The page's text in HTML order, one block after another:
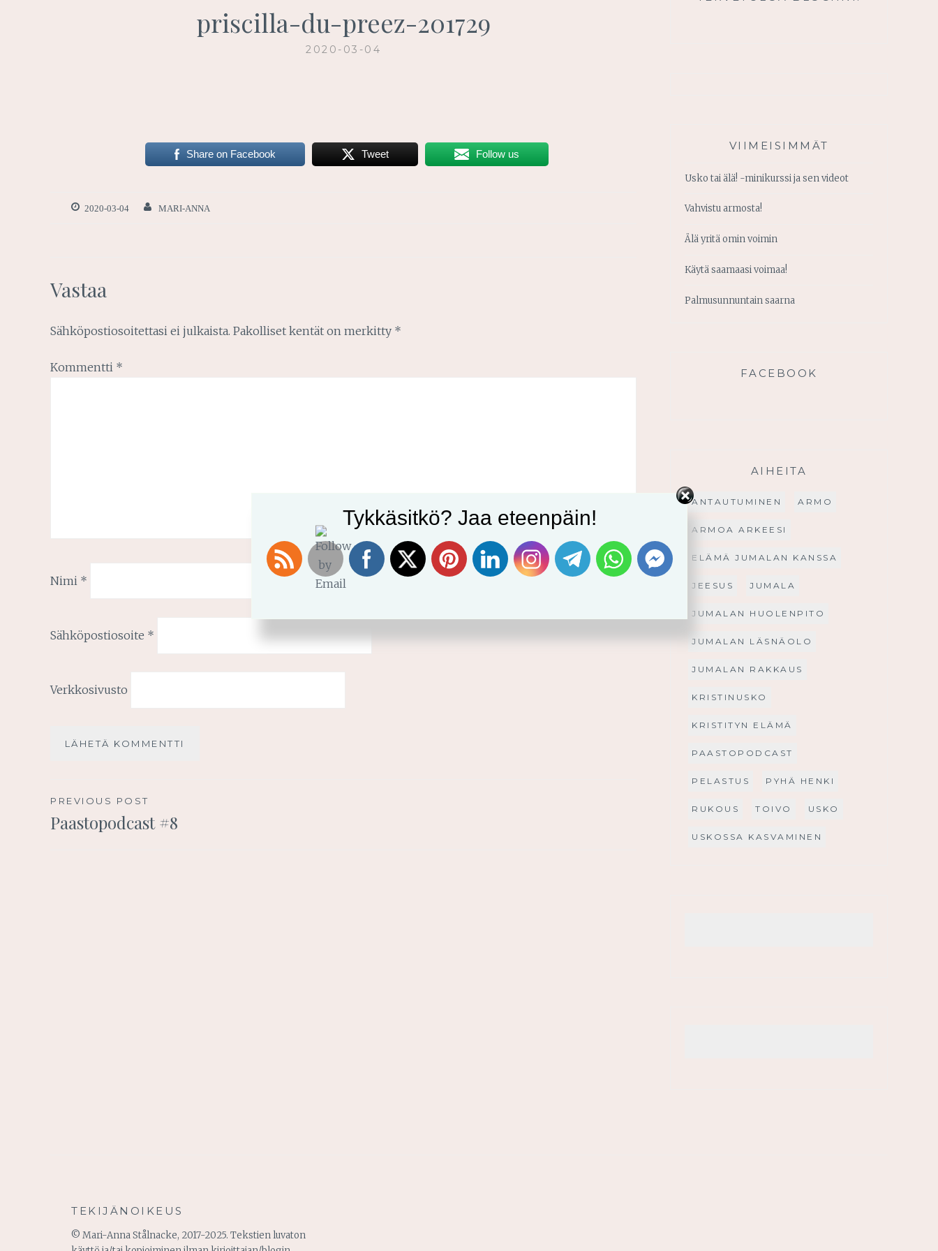
priscilla-du-preez-201729
2020-03-04
Share on Facebook Tweet Follow us
2020-03-04 MARI-ANNA
Vastaa
Sähköpostiosoitettasi ei julkaista. Pakolliset kentät on merkitty *
Kommentti *
Nimi *
Sähköpostiosoite *
Verkkosivusto
Artikkelien
selaus
PREVIOUS POST
Paastopodcast #8
VIIMEISIMMÄT
Usko tai älä! -minikurssi ja sen videot
Vahvistu armosta!
Älä yritä omin voimin
Käytä saamaasi voimaa!
Palmusunnuntain saarna
FACEBOOK
AIHEITA
ANTAUTUMINEN ARMO
ARMOA ARKEESI
ELÄMÄ JUMALAN KANSSA
JEESUS JUMALA
JUMALAN HUOLENPITO
JUMALAN LÄSNÄOLO
JUMALAN RAKKAUS
KRISTINUSKO
KRISTITYN ELÄMÄ
PAASTOPODCAST
PELASTUS PYHÄ HENKI
RUKOUS TOIVO USKO
USKOSSA KASVAMINEN
TEKIJÄNOIKEUS
© Mari-Anna Stålnacke, 2017-2025. Tekstien luvaton
Tykkäsitkö? Jaa eteenpäin!